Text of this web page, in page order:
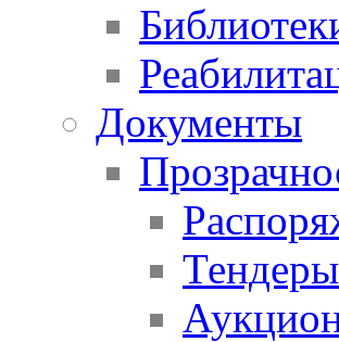
Документы
Тендеры